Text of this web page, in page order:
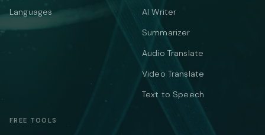
Languages
AI Writer
Summarizer
Audio Translate
Video Translate
Text to Speech
FREE TOOLS